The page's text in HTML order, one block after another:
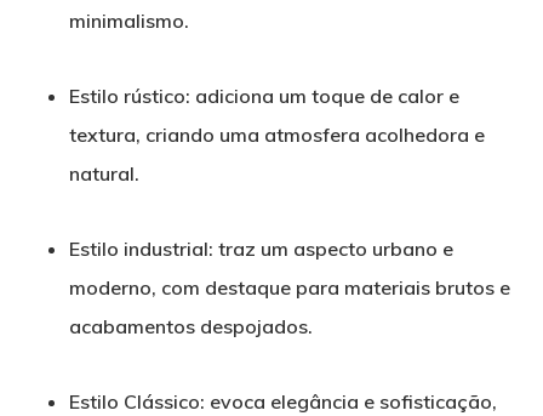
minimalismo.
Estilo rústico: adiciona um toque de calor e
textura, criando uma atmosfera acolhedora e
natural.
Estilo industrial: traz um aspecto urbano e
moderno, com destaque para materiais brutos e
acabamentos despojados.
Estilo Clássico: evoca elegância e sofisticação,